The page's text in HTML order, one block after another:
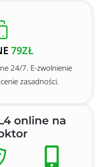
online na
79ZŁ
24/7. E-zwolnienie
zasadności.